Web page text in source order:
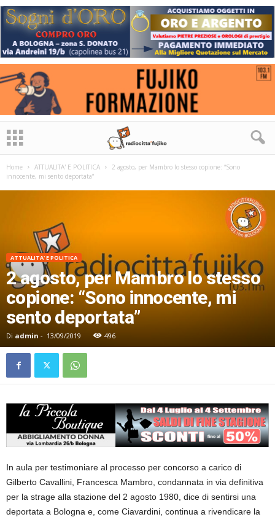
Home ATTUALITA' E POLITICA
2 agosto, per Mambro lo stesso copione: “Sono
innocente, mi sento deportata”
ATTUALITA' E POLITICA
2 agosto, per Mambro lo stesso
copione: “Sono innocente, mi
sento deportata”
Di admin - 13/09/2019 496
In aula per testimoniare al processo per concorso a carico di
Gilberto Cavallini, Francesca Mambro, condannata in via definitiva
per la strage alla stazione del 2 agosto 1980, dice di sentirsi una
deportata a Bologna e, come Ciavardini, continua a rivendicare la